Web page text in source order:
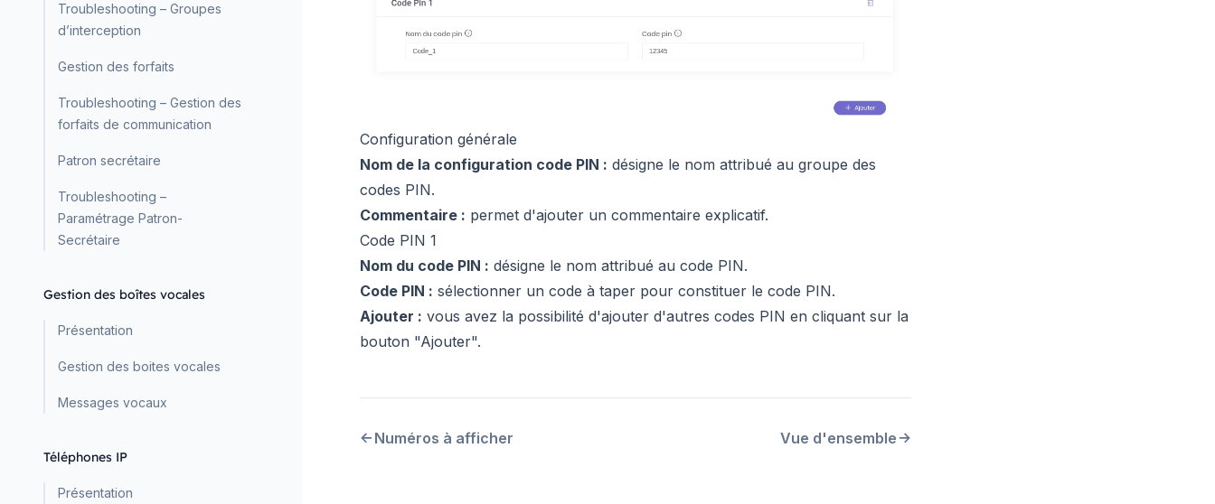
Troubleshooting – Groupes
d’interception
Gestion des forfaits
Troubleshooting – Gestion des
forfaits de communication
Patron secrétaire
Troubleshooting –
Paramétrage Patron-
Secrétaire
Gestion des boîtes vocales
Présentation
Gestion des boites vocales
Messages vocaux
Téléphones IP
Présentation
Configuration générale
Nom de la configuration code PIN : désigne le nom attribué au groupe des
codes PIN.
Commentaire : permet d'ajouter un commentaire explicatif.
Code PIN 1
Nom du code PIN : désigne le nom attribué au code PIN.
Code PIN : sélectionner un code à taper pour constituer le code PIN.
Ajouter : vous avez la possibilité d'ajouter d'autres codes PIN en cliquant sur la
bouton "Ajouter".
Numéros à afficher Vue d'ensemble